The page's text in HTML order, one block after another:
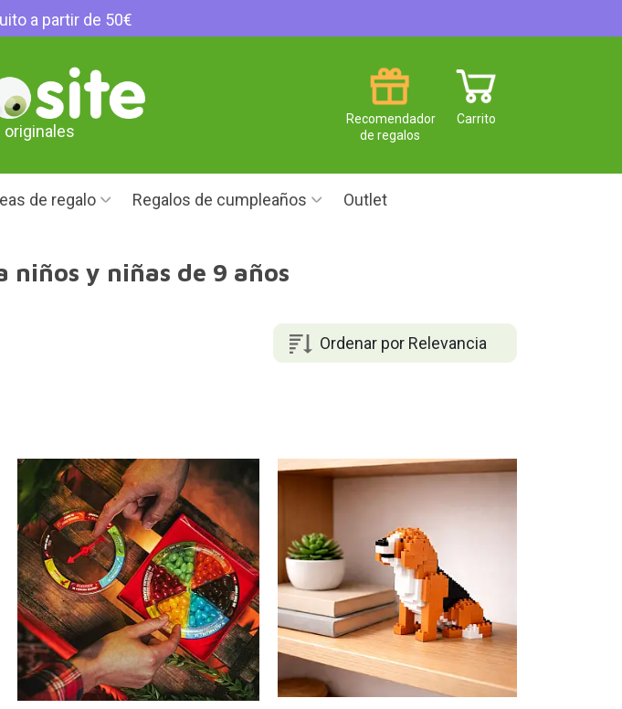
a partir de 50€
originales
Carrito
Recomendador
de regalos
de regalo Regalos de cumpleaños Outlet
niños y niñas de 9 años
Ordenar por Relevancia